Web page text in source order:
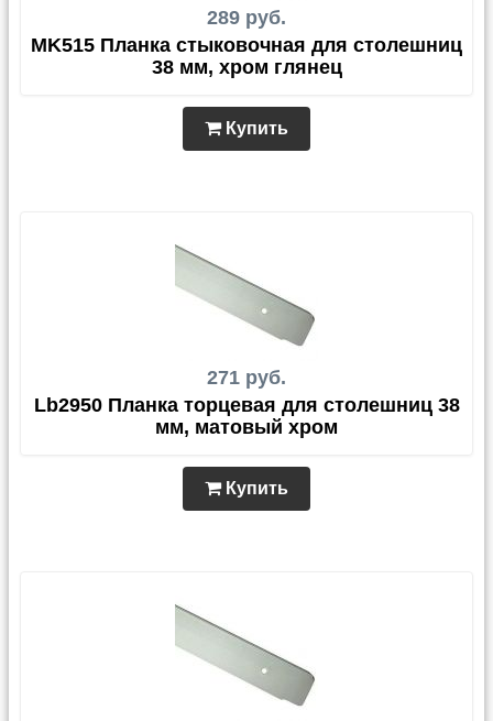
289 руб.
MK515 Планка стыковочная для столешниц
38 мм, хром глянец
Купить
271 руб.
Lb2950 Планка торцевая для столешниц 38
мм, матовый хром
Купить